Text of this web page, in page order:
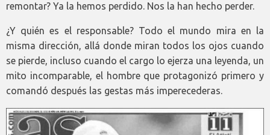
remontar? Ya la hemos perdido. Nos la han hecho perder.
¿Y quién es el responsable? Todo el mundo mira en la
misma dirección, allá donde miran todos los ojos cuando
se pierde, incluso cuando el cargo lo ejerza una leyenda, un
mito incomparable, el hombre que protagonizó primero y
comandó después las gestas más imperecederas.